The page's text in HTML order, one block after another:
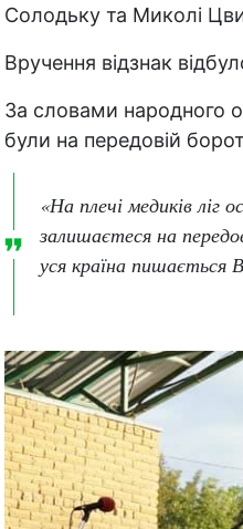
Солодьку та Миколі
Вручення відзнак
За словами народного
були на передовій
«На плечі медиків ліг
залишаєтеся на
уся країна пишається